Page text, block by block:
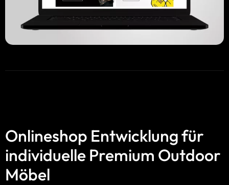
Onlineshop Entwicklung für
individuelle Premium Outdoor
Möbel